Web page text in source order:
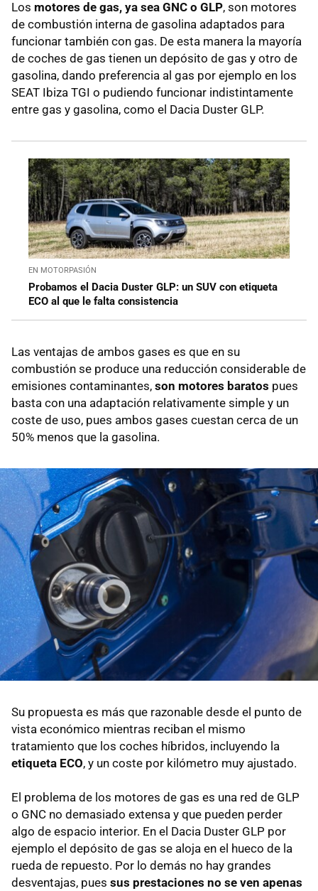
Los motores de gas, ya sea GNC o GLP, son motores
de combustión interna de gasolina adaptados para
funcionar también con gas. De esta manera la mayoría
de coches de gas tienen un depósito de gas y otro de
gasolina, dando preferencia al gas por ejemplo en los
SEAT Ibiza TGI o pudiendo funcionar indistintamente
entre gas y gasolina, como el Dacia Duster GLP.
EN MOTORPASIÓN
Probamos el Dacia Duster GLP: un SUV con etiqueta
ECO al que le falta consistencia
Las ventajas de ambos gases es que en su
combustión se produce una reducción considerable de
emisiones contaminantes, son motores baratos pues
basta con una adaptación relativamente simple y un
coste de uso, pues ambos gases cuestan cerca de un
50% menos que la gasolina.
Su propuesta es más que razonable desde el punto de
vista económico mientras reciban el mismo
tratamiento que los coches híbridos, incluyendo la
etiqueta ECO, y un coste por kilómetro muy ajustado.
El problema de los motores de gas es una red de GLP
o GNC no demasiado extensa y que pueden perder
algo de espacio interior. En el Dacia Duster GLP por
ejemplo el depósito de gas se aloja en el hueco de la
rueda de repuesto. Por lo demás no hay grandes
desventajas, pues sus prestaciones no se ven apenas